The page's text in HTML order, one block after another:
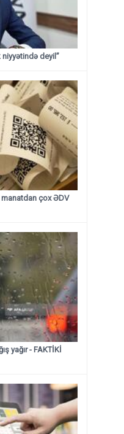
deyil”
manatdan çox ƏDV
yağır - FAKTİKİ